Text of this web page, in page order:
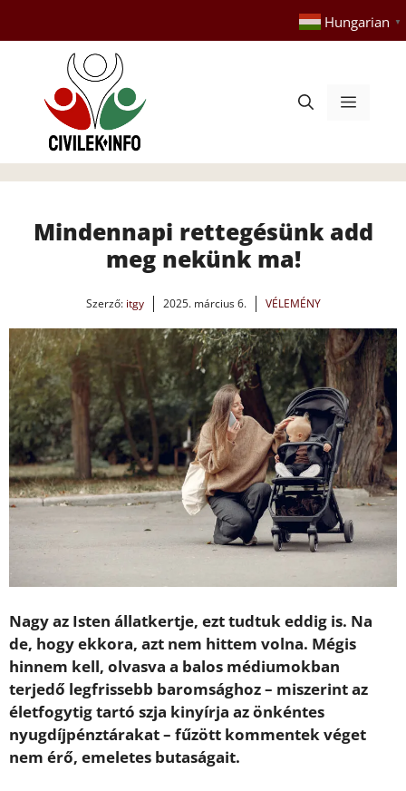
tartalomba
Hungarian ▼
Menü
Mindennapi rettegésünk add
meg nekünk ma!
Szerző: itgy 2025. március 6. VÉLEMÉNY
Nagy az Isten állatkertje, ezt tudtuk eddig is. Na
de, hogy ekkora, azt nem hittem volna. Mégis
hinnem kell, olvasva a balos médiumokban
terjedő legfrissebb baromsághoz – miszerint az
életfogytig tartó szja kinyírja az önkéntes
nyugdíjpénztárakat – fűzött kommentek véget
nem érő, emeletes butaságait.